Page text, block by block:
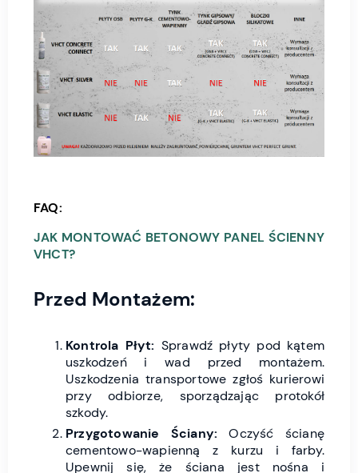
FAQ:
JAK MONTOWAĆ BETONOWY PANEL ŚCIENNY
VHCT?
Przed Montażem:
Kontrola Płyt: Sprawdź płyty pod kątem
uszkodzeń i wad przed montażem.
Uszkodzenia transportowe zgłoś kurierowi
przy odbiorze, sporządzając protokół
szkody.
Przygotowanie Ściany: Oczyść ścianę
cementowo-wapienną z kurzu i farby.
Upewnij się, że ściana jest nośna i